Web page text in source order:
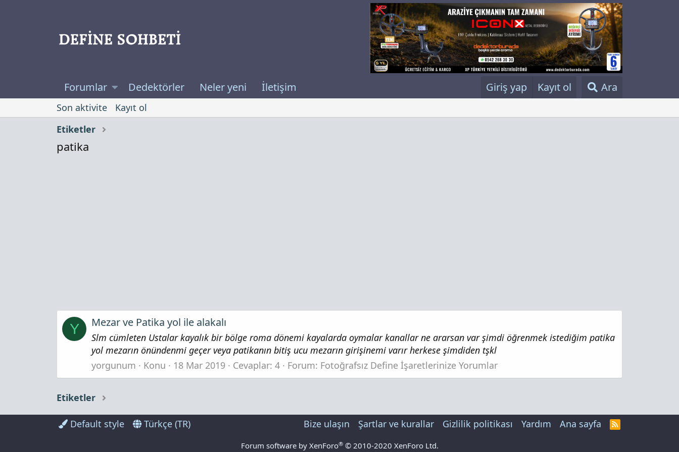
Forumlar Dedektörler Neler yeni İletişim Giriş yap Kayıt ol Ara
Son aktivite
Kayıt ol
Etiketler
patika
Y Mezar ve Patika yol ile alakalı
Slm cümleten Ustalar kayalık bir bölge roma dönemi kayalarda oymalar kanallar ne ararsan var şimdi öğrenmek istediğim patika
yol mezarın önündenmi geçer veya patikanın bitiş ucu mezarın girişinemi varır herkese şimdiden tşkl
yorgunum
Konu 18 Mar 2019 Cevaplar: 4 Forum: Fotoğrafsız Define İşaretlerinize Yorumlar
Etiketler
Default style Türkçe (TR) Bize ulaşın Şartlar ve kurallar Gizlilik politikası Yardım Ana sayfa
Forum software by XenForo® © 2010-2020 XenForo Ltd.